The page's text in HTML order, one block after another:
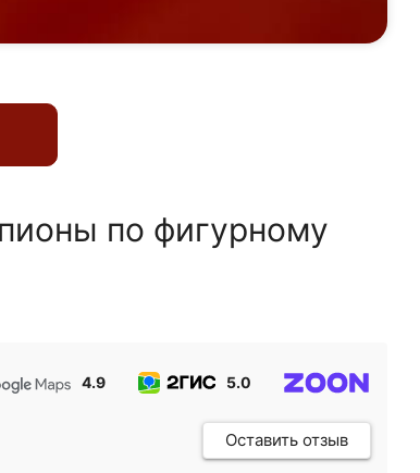
по фигурному
4.9 5.0
Оставить отзыв